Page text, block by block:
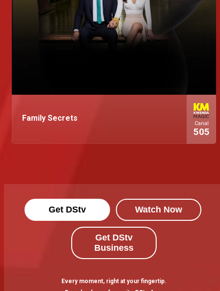
Family Secrets
Canal
505
Get DStv Watch Now
Get DStv
Business
Every moment, right at your fingertip.